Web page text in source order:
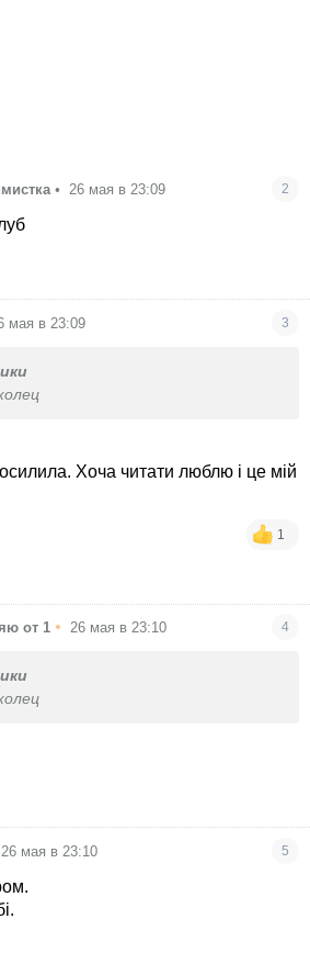
• 26 мая в 23:09 2
мая в 23:09 3
осилила. Хоча читати люблю і це мій
1
от 1 • 26 мая в 23:10 4
26 мая в 23:10 5